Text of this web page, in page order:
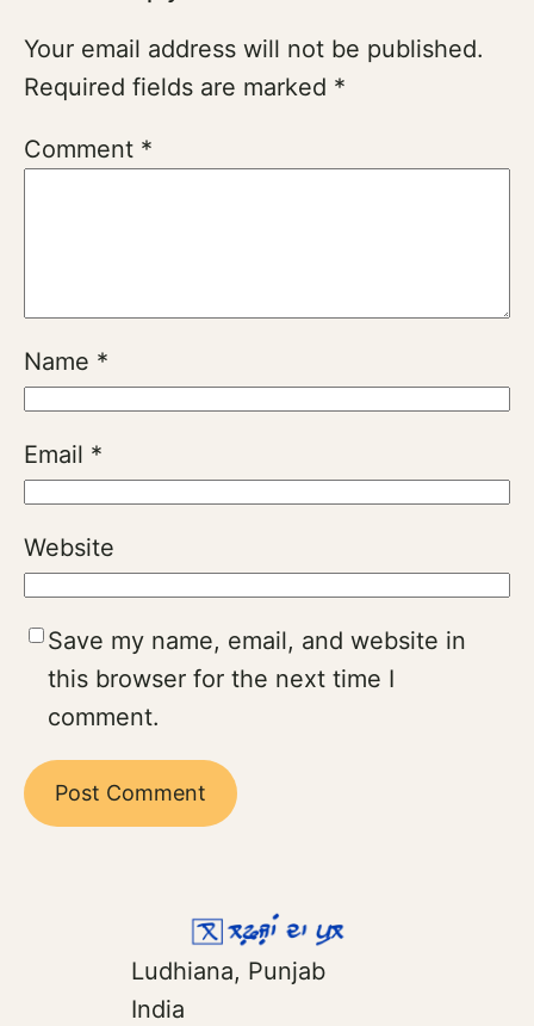
Your email address will not be published.
Required fields are marked *
Comment *
Name *
Email *
Website
Save my name, email, and website in
this browser for the next time I
comment.
Ludhiana, Punjab
India